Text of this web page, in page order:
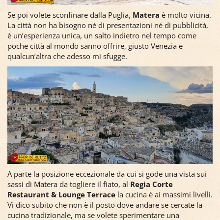
Se poi volete sconfinare dalla Puglia, Matera è molto vicina.
La città non ha bisogno né di presentazioni né di pubblicità,
è un’esperienza unica, un salto indietro nel tempo come
poche città al mondo sanno offrire, giusto Venezia e
qualcun’altra che adesso mi sfugge.
A parte la posizione eccezionale da cui si gode una vista sui
sassi di Matera da togliere il fiato, al Regia Corte
Restaurant & Lounge Terrace la cucina è ai massimi livelli.
Vi dico subito che non è il posto dove andare se cercate la
cucina tradizionale, ma se volete sperimentare una